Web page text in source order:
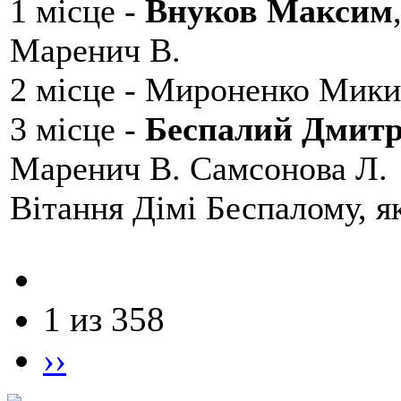
1 місце - Внуков Максим
Маренич В.
2 місце - Мироненко
3 місце - Беспалий
Маренич В. Самсонова Л.
Вітання Дімі Беспалому,
1 из 358
››